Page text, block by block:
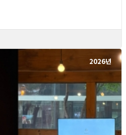
2026년